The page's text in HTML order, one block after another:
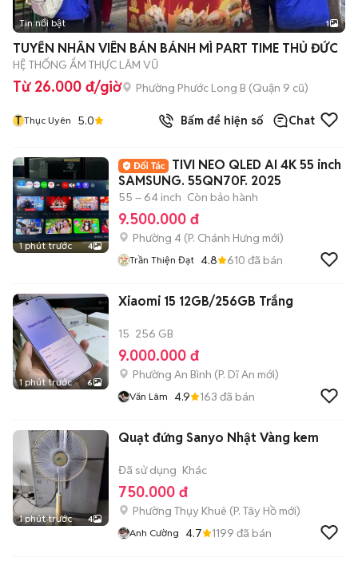
Tin nổi bật 1
TUYỂN NHÂN VIÊN BÁN BÁNH MÌ PART TIME THỦ ĐỨC
HỆ THỐNG ẨM THỰC LÂM VŨ
Từ 26.000 đ/giờ Phường Phước Long B (Quận 9 cũ)
T Thục Uyên 5.0 Bấm để hiện số Chat
1 phút trước 4
TIVI NEO QLED AI 4K 55 inch
SAMSUNG. 55QN70F. 2025
55 – 64 inch Còn bảo hành
9.500.000 đ
Phường 4 (P. Chánh Hưng mới)
Trần Thiện Đạt 4.8 610 đã bán
1 phút trước 6
Xiaomi 15 12GB/256GB Trắng
15 256 GB
9.000.000 đ
Phường An Bình (P. Dĩ An mới)
Văn Lâm 4.9 163 đã bán
1 phút trước 4
Quạt đứng Sanyo Nhật Vàng kem
Đã sử dụng Khác
750.000 đ
Phường Thụy Khuê (P. Tây Hồ mới)
Anh Cường 4.7 1199 đã bán